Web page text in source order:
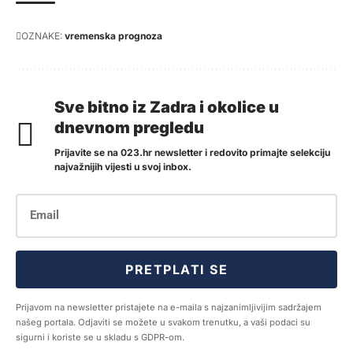
OZNAKE: vremenska prognoza
Sve bitno iz Zadra i okolice u
dnevnom pregledu
Prijavite se na 023.hr newsletter i redovito primajte selekciju
najvažnijih vijesti u svoj inbox.
PRETPLATI SE
Prijavom na newsletter pristajete na e-maila s najzanimljivijim sadržajem
našeg portala. Odjaviti se možete u svakom trenutku, a vaši podaci su
sigurni i koriste se u skladu s GDPR-om.